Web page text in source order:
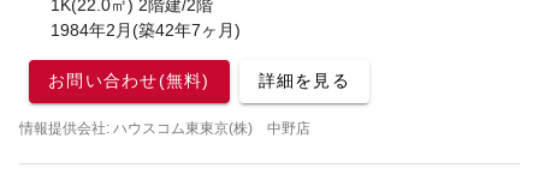
1K(22.0㎡) 2階建/2階
1984年2月(築42年7ヶ月)
お問い合わせ(無料) 詳細を見る
情報提供会社: ハウスコム東東京(株) 中野店